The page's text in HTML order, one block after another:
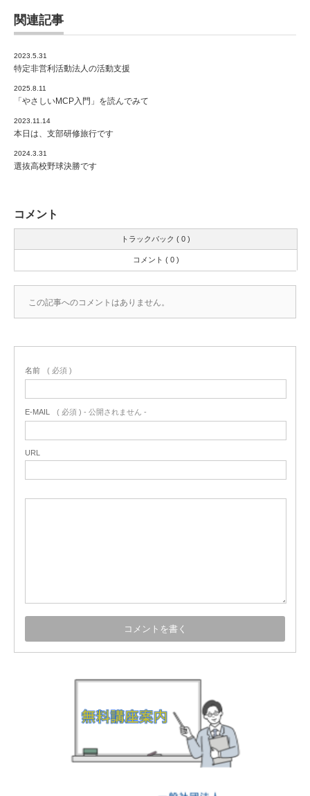
関連記事
2023.5.31
特定非営利活動法人の活動支援
2025.8.11
「やさしいMCP入門」を読んでみて
2023.11.14
本日は、支部研修旅行です
2024.3.31
選抜高校野球決勝です
コメント
トラックバック ( 0 )
コメント ( 0 )
この記事へのコメントはありません。
名前 ( 必須 )
E-MAIL ( 必須 ) - 公開されません -
URL